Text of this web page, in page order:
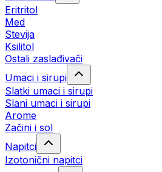
Eritritol
Med
Stevija
Ksilitol
Ostali zaslađivači
Umaci i sirupi
Slatki umaci i sirupi
Slani umaci i sirupi
Arome
Začini i sol
Napitci
Izotonični napitci